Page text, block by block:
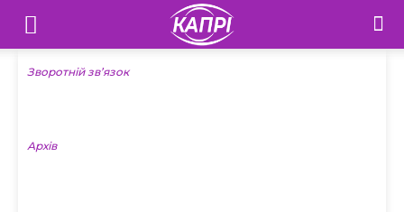
Телебачення
«Капрі»
Новини
Зворотній зв’язок
Архів